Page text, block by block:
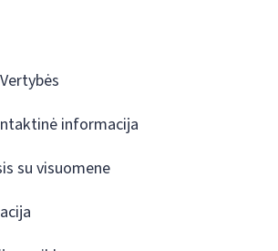
informacija
su visuomene